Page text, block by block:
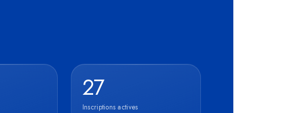
27
Inscriptions actives